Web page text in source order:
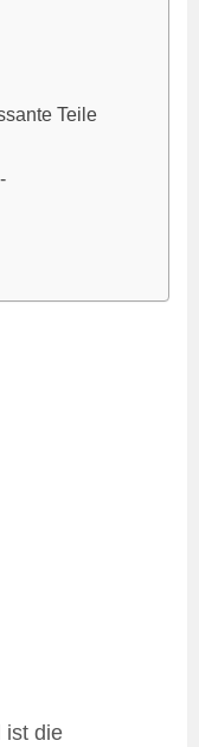
Teile
ist die